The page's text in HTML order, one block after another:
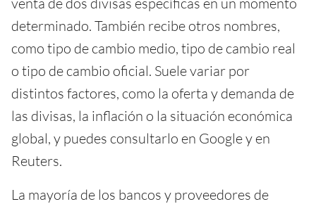
determinado. También recibe otros nombres,
como tipo de cambio medio, tipo de cambio real
o tipo de cambio oficial. Suele variar por
distintos factores, como la oferta y demanda de
las divisas, la inflación o la situación económica
global, y puedes consultarlo en Google y en
Reuters.
La mayoría de los bancos y proveedores de